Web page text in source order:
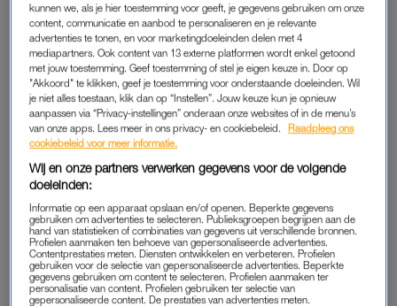
STAGEPLEKKEN
Social media stagiair
LINDA.nl
STAGEPLEKKEN
Online redactie stagiair
LINDA.nl
Volg ons
Adverteren
kunnen we, als je hier toestemming voor geeft, je gegevens gebruiken om onze
content, communicatie en aanbod te personaliseren en je relevante
advertenties te tonen, en voor marketingdoeleinden delen met 4
mediapartners. Ook content van 13 externe platformen wordt enkel getoond
met jouw toestemming. Geef toestemming of stel je eigen keuze in. Door op
"Akkoord" te klikken, geef je toestemming voor onderstaande doeleinden. Wil
je niet alles toestaan, klik dan op “Instellen”. Jouw keuze kun je opnieuw
aanpassen via “Privacy-instellingen” onderaan onze websites of in de menu’s
van onze apps. Lees meer in ons privacy- en cookiebeleid.
Raadpleeg ons
cookiebeleid voor meer informatie.
Wij en onze partners verwerken gegevens voor de volgende
doeleinden:
Informatie op een apparaat opslaan en/of openen. Beperkte gegevens
gebruiken om advertenties te selecteren. Publieksgroepen begrijpen aan de
hand van statistieken of combinaties van gegevens uit verschillende bronnen.
Profielen aanmaken ten behoeve van gepersonaliseerde advertenties.
Contentprestaties meten. Diensten ontwikkelen en verbeteren. Profielen
gebruiken voor de selectie van gepersonaliseerde advertenties. Beperkte
gegevens gebruiken om content te selecteren. Profielen aanmaken ter
personalisatie van content. Profielen gebruiken ter selectie van
gepersonaliseerde content. De prestaties van advertenties meten.